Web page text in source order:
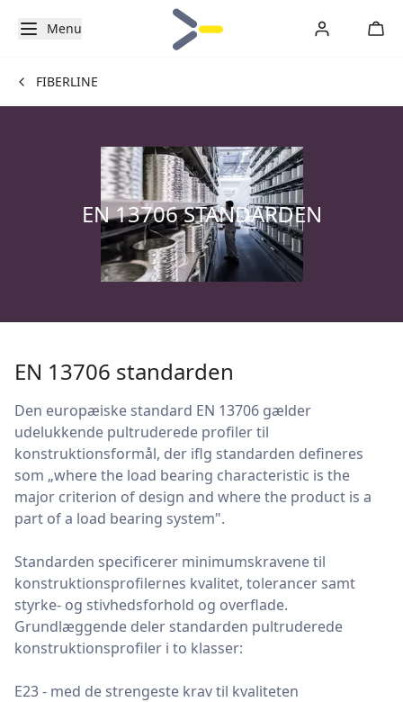
Menu
FIBERLINE
EN 13706 STANDARDEN
EN 13706 standarden
Den europæiske standard EN 13706 gælder
udelukkende pultruderede profiler til
konstruktionsformål, der iflg standarden defineres
som „where the load bearing characteristic is the
major criterion of design and where the product is a
part of a load bearing system".
Standarden specificerer minimumskravene til
konstruktionsprofilernes kvalitet, tolerancer samt
styrke- og stivhedsforhold og overflade.
Grundlæggende deler standarden pultruderede
konstruktionsprofiler i to klasser:
E23 - med de strengeste krav til kvaliteten